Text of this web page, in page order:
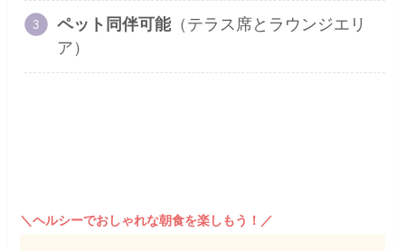
ペット同伴可能（テラス席とラウンジエリ
ア）
＼ヘルシーでおしゃれな朝食を楽しもう！／